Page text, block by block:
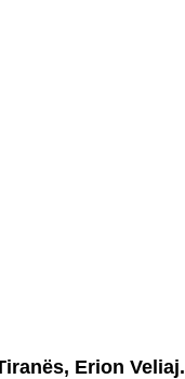
Erion Veliaj.